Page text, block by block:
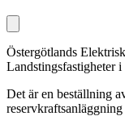
Östergötlands
Landstingsfastigheter i
Det är en beställning